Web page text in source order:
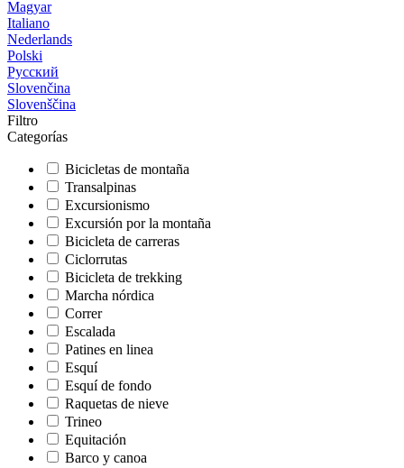
Magyar
Italiano
Nederlands
Polski
Русский
Slovenčina
Slovenščina
Filtro
Categorías
Bicicletas de montaña
Transalpinas
Excursionismo
Excursión por la montaña
Bicicleta de carreras
Ciclorrutas
Bicicleta de trekking
Marcha nórdica
Correr
Escalada
Patines en linea
Esquí
Esquí de fondo
Raquetas de nieve
Trineo
Equitación
Barco y canoa